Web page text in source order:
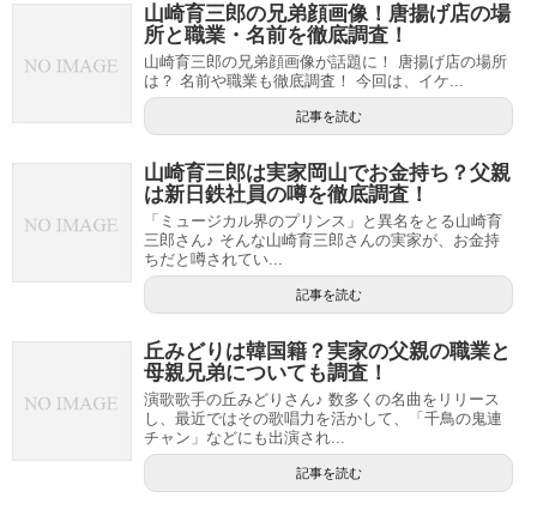
山崎育三郎の兄弟顔画像！唐揚げ店の場
所と職業・名前を徹底調査！
山崎育三郎の兄弟顔画像が話題に！ 唐揚げ店の場所
は？ 名前や職業も徹底調査！ 今回は、イケ...
記事を読む
山崎育三郎は実家岡山でお金持ち？父親
は新日鉄社員の噂を徹底調査！
「ミュージカル界のプリンス」と異名をとる山崎育
三郎さん♪ そんな山崎育三郎さんの実家が、お金持
ちだと噂されてい...
記事を読む
丘みどりは韓国籍？実家の父親の職業と
母親兄弟についても調査！
演歌歌手の丘みどりさん♪ 数多くの名曲をリリース
し、最近ではその歌唱力を活かして、「千鳥の鬼連
チャン」などにも出演され...
記事を読む